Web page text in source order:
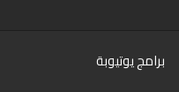
برامج يوتيوبة